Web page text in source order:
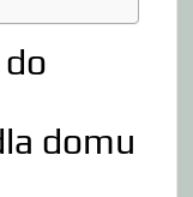
domu